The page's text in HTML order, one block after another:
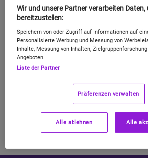
Freund:innen, Familie,
Kolleg:innen ohne Ende
zutexten. Natürlich in alle
und im TopLTE- und5G-Netz
Flat
Wir und unsere Partner verarbeiten Daten,
bereitzustellen:
Speichern von oder Zugriff auf Informationen auf
Personalisierte Werbung und Messung von
Inhalte, Messung von Inhalten,
Angeboten.
Liste der Partner
Präferenzen verwalten
Alle ablehnen Alle